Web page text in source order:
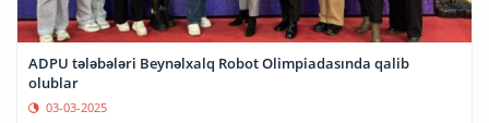
ADPU tələbələri Beynəlxalq Robot Olimpiadasında qalib
olublar
03-03-2025